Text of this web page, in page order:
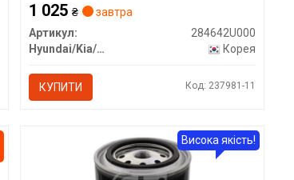
1 025₴
завтра
Артикул:
284642U000
Hyundai/Kia/Mobis
Корея
КУПИТИ Код: 237981-11
Висока якість!